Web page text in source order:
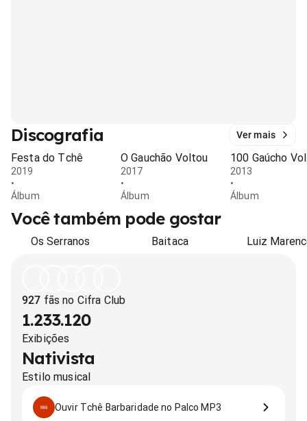
Discografia Ver mais
Festa do Tchê
2019
•
Álbum
O Gauchão Voltou
2017
•
Álbum
100 Gaúcho
2013
•
Álbum
Você também pode gostar
Os Serranos Baitaca Luiz
927 fãs no Cifra Club
1.233.120
Exibições
Nativista
Estilo musical
Ouvir Tchê Barbaridade no Palco MP3